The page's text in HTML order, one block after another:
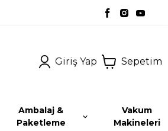
Giriş Yap Sepetim
Ambalaj &
Paketleme
Vakum
Makineleri